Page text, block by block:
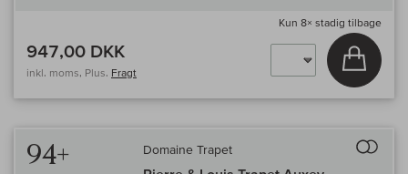
Kun 8× stadig tilbage
947,00 DKK
inkl. moms, Plus. Fragt
Læg i
94+ Domaine Trapet